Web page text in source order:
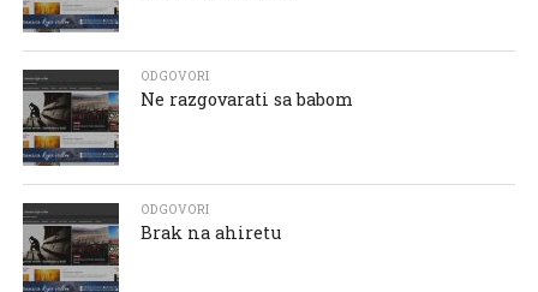
ODGOVORI
Ne razgovarati sa babom
ODGOVORI
Brak na ahiretu